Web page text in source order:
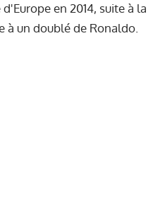
en 2014, suite à la
à un doublé de Ronaldo.